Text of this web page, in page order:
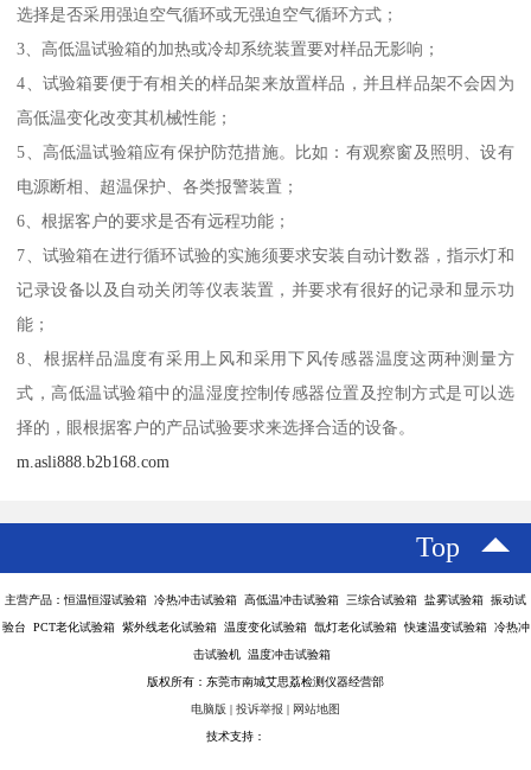
选择是否采用强迫空气循环或无强迫空气循环方式；
3、高低温试验箱的加热或冷却系统装置要对样品无影响；
4、试验箱要便于有相关的样品架来放置样品，并且样品架不会因为
高低温变化改变其机械性能；
5、高低温试验箱应有保护防范措施。比如：有观察窗及照明、设有
电源断相、超温保护、各类报警装置；
6、根据客户的要求是否有远程功能；
7、试验箱在进行循环试验的实施须要求安装自动计数器，指示灯和
记录设备以及自动关闭等仪表装置，并要求有很好的记录和显示功
能；
8、根据样品温度有采用上风和采用下风传感器温度这两种测量方
式，高低温试验箱中的温湿度控制传感器位置及控制方式是可以选
择的，眼根据客户的产品试验要求来选择合适的设备。
m.asli888.b2b168.com
Top
主营产品：恒温恒湿试验箱 冷热冲击试验箱 高低温冲击试验箱 三综合试验箱 盐雾试验箱 振动试
验台 PCT老化试验箱 紫外线老化试验箱 温度变化试验箱 氙灯老化试验箱 快速温变试验箱 冷热冲
击试验机 温度冲击试验箱
版权所有：东莞市南城艾思荔检测仪器经营部
电脑版 | 投诉举报 | 网站地图
技术支持：